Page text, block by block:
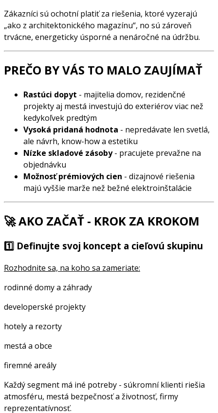
Zákazníci sú ochotní platiť za riešenia, ktoré vyzerajú
„ako z architektonického magazínu“, no sú zároveň
trvácne, energeticky úsporné a nenáročné na údržbu.
PREČO BY VÁS TO MALO ZAUJÍMAŤ
Rastúci dopyt - majitelia domov, rezidenčné
projekty aj mestá investujú do exteriérov viac než
kedykoľvek predtým
Vysoká pridaná hodnota - nepredávate len svetlá,
ale návrh, know-how a estetiku
Nízke skladové zásoby- pracujete prevažne na
objednávku
Možnosť prémiových cien - dizajnové riešenia
majú vyššie marže než bežné elektroinštalácie
🚀 AKO ZAČAŤ - KROK ZA KROKOM
1️⃣ Definujte svoj koncept a cieľovú skupinu
Rozhodnite sa, na koho sa zameriate:
rodinné domy a záhrady
developerské projekty
hotely a rezorty
mestá a obce
firemné areály
Každý segment má iné potreby - súkromní klienti riešia
atmosféru, mestá bezpečnosť a životnosť, firmy
reprezentatívnosť.